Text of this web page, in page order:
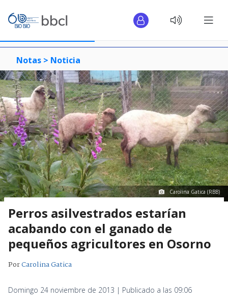
Notas > Noticia
Carolina Gatica (RBB)
Perros asilvestrados estarían
acabando con el ganado de
pequeños agricultores en Osorno
PorCarolina Gatica
Domingo 24 noviembre de 2013 | Publicado a las 09:06